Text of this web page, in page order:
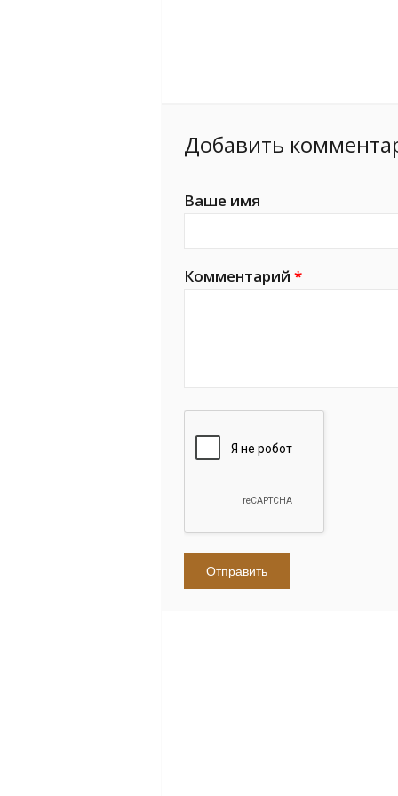
Добавить
Ваше имя
Комментарий *